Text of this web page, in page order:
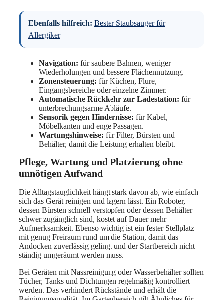
Ebenfalls hilfreich: Bester Staubsauger für
Allergiker
Navigation: für saubere Bahnen, weniger
Wiederholungen und bessere Flächennutzung.
Zonensteuerung: für Küchen, Flure,
Eingangsbereiche oder einzelne Zimmer.
Automatische Rückkehr zur Ladestation: für
unterbrechungsarme Abläufe.
Sensorik gegen Hindernisse: für Kabel,
Möbelkanten und enge Passagen.
Wartungshinweise: für Filter, Bürsten und
Behälter, damit die Leistung erhalten bleibt.
Pflege, Wartung und Platzierung ohne
unnötigen Aufwand
Die Alltagstauglichkeit hängt stark davon ab, wie einfach
sich das Gerät reinigen und lagern lässt. Ein Roboter,
dessen Bürsten schnell verstopfen oder dessen Behälter
schwer zugänglich sind, kostet auf Dauer mehr
Aufmerksamkeit. Ebenso wichtig ist ein fester Stellplatz
mit genug Freiraum rund um die Station, damit das
Andocken zuverlässig gelingt und der Startbereich nicht
ständig umgeräumt werden muss.
Bei Geräten mit Nassreinigung oder Wasserbehälter sollten
Tücher, Tanks und Dichtungen regelmäßig kontrolliert
werden. Das verhindert Rückstände und erhält die